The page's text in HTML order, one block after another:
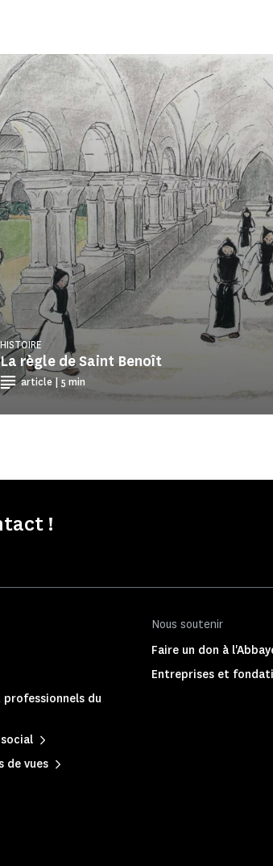
La règle de Saint Benoît
HISTOIRE
article | 5 min
!
du
de vues
Nous soutenir
Faire un don à
Entreprises et